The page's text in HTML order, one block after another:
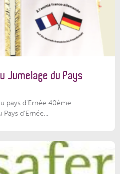
Jumelage du Pays
pays d'Ernée 40ème
d'Ernée...